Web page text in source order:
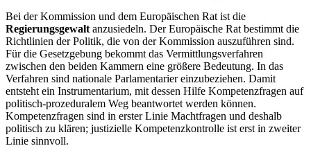
Bei der Kommission und dem Europäischen Rat ist die
Regierungsgewalt anzusiedeln. Der Europäische Rat bestimmt die
Richtlinien der Politik, die von der Kommission auszuführen sind.
Für die Gesetzgebung bekommt das Vermittlungsverfahren
zwischen den beiden Kammern eine größere Bedeutung. In das
Verfahren sind nationale Parlamentarier einzubeziehen. Damit
entsteht ein Instrumentarium, mit dessen Hilfe Kompetenzfragen auf
politisch-prozeduralem Weg beantwortet werden können.
Kompetenzfragen sind in erster Linie Machtfragen und deshalb
politisch zu klären; justizielle Kompetenzkontrolle ist erst in zweiter
Linie sinnvoll.